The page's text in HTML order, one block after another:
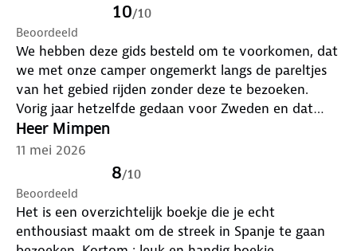
10/10
Beoordeeld
We hebben deze gids besteld om te voorkomen, dat
we met onze camper ongemerkt langs de pareltjes
van het gebied rijden zonder deze te bezoeken.
Vorig jaar hetzelfde gedaan voor Zweden en dat
bracht ons op fantastische plekken. Bestellen en
leveren ging vlekkeloos. We hebben deze hits
toegevoegd aan onze camperbibliotheek.
Heer Mimpen
11 mei 2026
8/10
Beoordeeld
Het is een overzichtelijk boekje die je echt
enthousiast maakt om de streek in Spanje te gaan